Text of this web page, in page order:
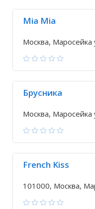
Mia Mia
Москва, Маросейка
Брусника
Москва, Маросейка
French Kiss
101000, Москва,